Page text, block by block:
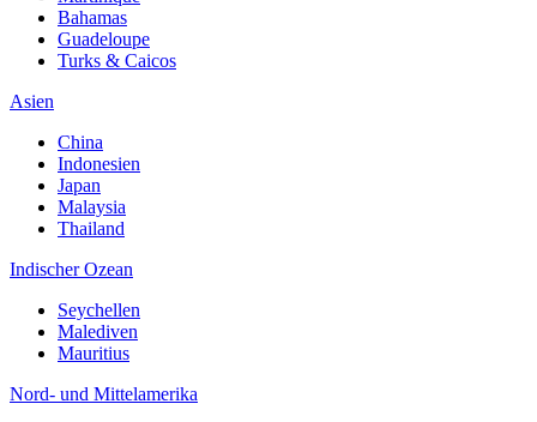
Bahamas
Guadeloupe
Turks & Caicos
Asien
China
Indonesien
Japan
Malaysia
Thailand
Indischer Ozean
Seychellen
Malediven
Mauritius
Nord- und Mittelamerika